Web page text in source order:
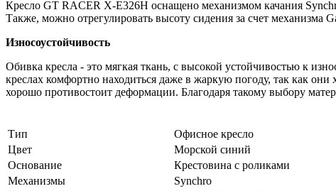
Кресло GT RACER X-E326H оснащено механизмом качания
Также, можно отрегулировать высоту сидения за счет механизма
Износоустойчивость
Обивка кресла - это мягкая ткань, с высокой устойчивостью к
креслах комфортно находиться даже в жаркую погоду, так как
хорошо противостоит деформации. Благодаря такому выбору
Тип
Офисное кресло
Цвет
Морской синий
Основание
Крестовина с роликами
Механизмы
Synchro